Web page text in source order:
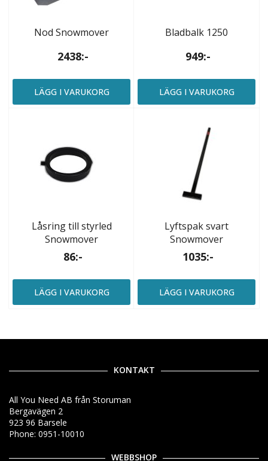
Nod Snowmover
2438:-
LÄGG I VARUKORG
Bladbalk 1250
949:-
LÄGG I VARUKORG
Låsring till styrled
Snowmover
86:-
LÄGG I VARUKORG
Lyftspak svart
Snowmover
1035:-
LÄGG I VARUKORG
KONTAKT
All You Need AB från Storuman
Bergavägen 2
923 96 Barsele
Phone: 0951-10010
WEBBSHOP